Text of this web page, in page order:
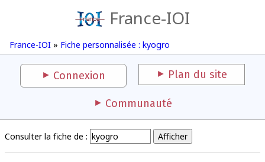
France-IOI
France-IOI » Fiche personnalisée : kyogro
Connexion Plan du site
Communauté
Consulter la fiche de :